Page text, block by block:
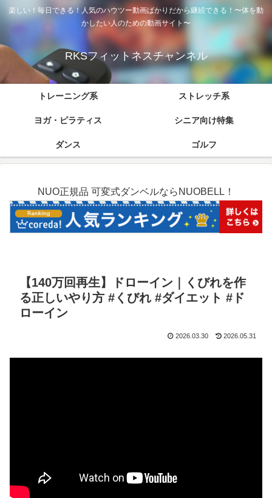
楽しい！毎日できる！人気のハウツー動画ばかりだから継続できる！〜体を動
かしたい人のための動画サイト〜
RKSフィットネスチャンネル
トレーニング系 ストレッチ系
ヨガ・ピラティス シニア向け特集
ダンス ゴルフ
NUO正規品 可変式ダンベルならNUOBELL！
【140万回再生】ドローイン｜くびれを作
る正しいやり方 #くびれ #ダイエット #ド
ローイン
2026.03.30 2026.05.31